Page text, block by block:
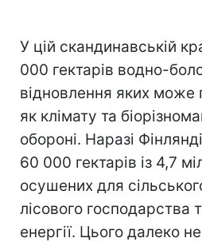
У цій скандинавській
000 гектарів водно-
відновлення яких може
як клімату та
обороні. Наразі
60 000 гектарів із 4,7
осушених для
лісового господарства
енергії. Цього далеко